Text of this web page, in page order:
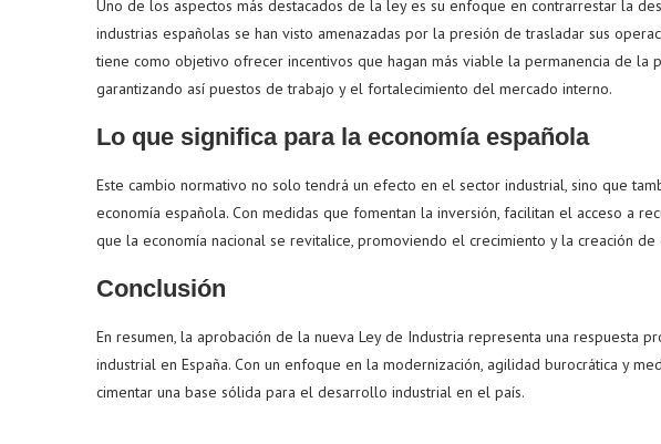
Uno de los aspectos más destacados de la ley es su enfoque en contrarrestar la
industrias españolas se han visto amenazadas por la presión de trasladar sus
tiene como objetivo ofrecer incentivos que hagan más viable la permanencia de la
garantizando así puestos de trabajo y el fortalecimiento del mercado interno.
Lo que significa para la economía española
Este cambio normativo no solo tendrá un efecto en el sector industrial, sino que
economía española. Con medidas que fomentan la inversión, facilitan el acceso a
que la economía nacional se revitalice, promoviendo el crecimiento y la creación de
Conclusión
En resumen, la aprobación de la nueva Ley de Industria representa una respuesta
industrial en España. Con un enfoque en la modernización, agilidad burocrática y
cimentar una base sólida para el desarrollo industrial en el país.